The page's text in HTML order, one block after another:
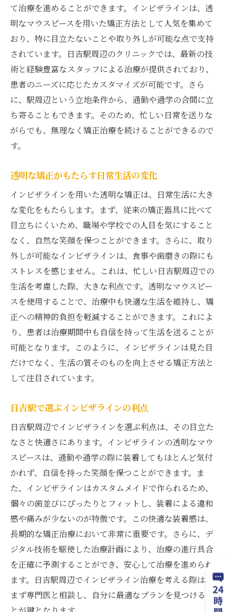
て治療を進めることができます。インビザラインは、透
明なマウスピースを用いた矯正方法として人気を集めて
おり、特に目立たないことや取り外しが可能な点で支持
されています。日吉駅周辺のクリニックでは、最新の技
術と経験豊富なスタッフによる治療が提供されており、
患者のニーズに応じたカスタマイズが可能です。さら
に、駅周辺という立地条件から、通勤や通学の合間に立
ち寄ることもできます。そのため、忙しい日常を送りな
がらでも、無理なく矯正治療を続けることができるので
す。
透明な矯正がもたらす日常生活の変化
インビザラインを用いた透明な矯正は、日常生活に大き
な変化をもたらします。まず、従来の矯正器具に比べて
目立ちにくいため、職場や学校での人目を気にすること
なく、自然な笑顔を保つことができます。さらに、取り
外しが可能なインビザラインは、食事や歯磨きの際にも
ストレスを感じません。これは、忙しい日吉駅周辺での
生活を考慮した際、大きな利点です。透明なマウスピー
スを使用することで、治療中も快適な生活を維持し、矯
正への精神的負担を軽減することができます。これによ
り、患者は治療期間中も自信を持って生活を送ることが
可能となります。このように、インビザラインは見た目
だけでなく、生活の質そのものを向上させる矯正方法と
して注目されています。
日吉駅で選ぶインビザラインの利点
日吉駅周辺でインビザラインを選ぶ利点は、その目立た
なさと快適さにあります。インビザラインの透明なマウ
スピースは、通勤や通学の際に装着してもほとんど気付
かれず、自信を持った笑顔を保つことができます。ま
た、インビザラインはカスタムメイドで作られるため、
個々の歯並びにぴったりとフィットし、装着による違和
感や痛みが少ないのが特徴です。この快適な装着感は、
長期的な矯正治療において非常に重要です。さらに、デ
ジタル技術を駆使した治療計画により、治療の進行具合
を正確に予測することができ、安心して治療を進められ
ます。日吉駅周辺でインビザライン治療を考える際は、
まず専門医と相談し、自分に最適なプランを見つけるこ